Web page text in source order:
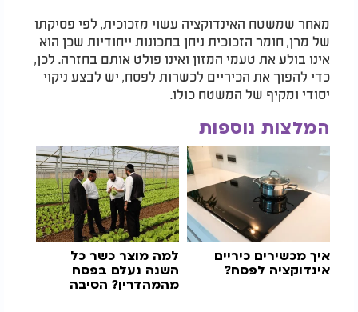
מאחר שמשטח האינדוקציה עשוי מזכוכית, לפי פסיקתו
של מרן, חומר הזכוכית ניחן בתכונות ייחודיות שכן הוא
אינו בולע את טעמי המזון ואינו פולט אותם בחזרה. לכן,
כדי להפוך את הכיריים לכשרות לפסח, יש לבצע ניקוי
יסודי ומקיף של המשטח כולו.
המלצות נוספות
איך מכשירים כיריים
אינדוקציה לפסח?
למה מוצר כשר כל
השנה נעלם בפסח
מהמהדרין? הסיבה